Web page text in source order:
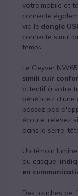
votre mobile et
connecte
via le dongle
connecte
temps.
Le Cleyver
simili cuir
attentif à votre
bénéficiez d'une
passez pas
écoute, relevez
dans le serre-
Un témoin
du casque,
en
Des touches de